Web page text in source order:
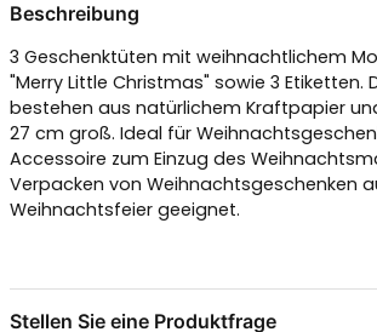
Beschreibung
3 Geschenktüten mit weihnachtlichem
"Merry Little Christmas" sowie 3 Etiketten.
bestehen aus natürlichem Kraftpapier und
27 cm groß. Ideal für
Accessoire zum Einzug des
Verpacken von Weihnachtsgeschenken
Weihnachtsfeier geeignet.
Stellen Sie eine Produktfrage